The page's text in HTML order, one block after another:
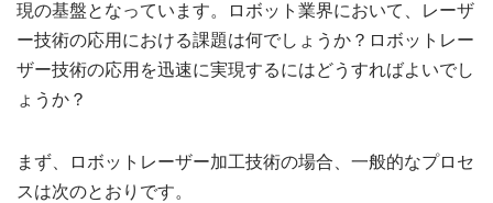
現の基盤となっています。ロボット業界において、レーザ
ー技術の応用における課題は何でしょうか？ロボットレー
ザー技術の応用を迅速に実現するにはどうすればよいでし
ょうか？
まず、ロボットレーザー加工技術の場合、一般的なプロセ
スは次のとおりです。